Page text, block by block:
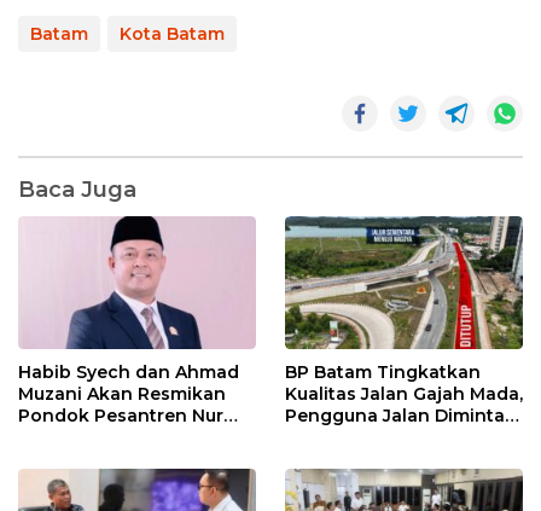
Batam Kota Batam
Baca Juga
Habib Syech dan Ahmad
Muzani Akan Resmikan
Pondok Pesantren Nur
BP Batam Tingkatkan
Kualitas Jalan Gajah Mada,
Pengguna Jalan Diminta